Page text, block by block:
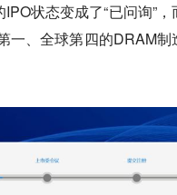
状态变成了“已问询”
一、全球第四的DRAM